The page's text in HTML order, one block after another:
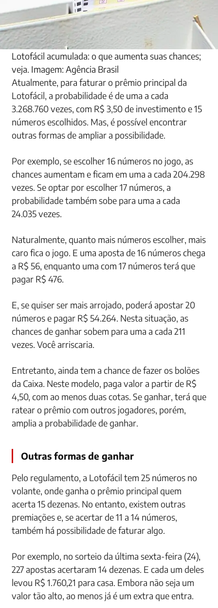
Lotofácil acumulada: o que aumenta suas chances;
veja. Imagem: Agência Brasil
Atualmente, para faturar o prêmio principal da
Lotofácil, a probabilidade é de uma a cada
3.268.760 vezes, com R$ 3,50 de investimento e 15
números escolhidos. Mas, é possível encontrar
outras formas de ampliar a possibilidade.
Por exemplo, se escolher 16 números no jogo, as
chances aumentam e ficam em uma a cada 204.298
vezes. Se optar por escolher 17 números, a
probabilidade também sobe para uma a cada
24.035 vezes.
Naturalmente, quanto mais números escolher, mais
caro fica o jogo. E uma aposta de 16 números chega
a R$ 56, enquanto uma com 17 números terá que
pagar R$ 476.
E, se quiser ser mais arrojado, poderá apostar 20
números e pagar R$ 54.264. Nesta situação, as
chances de ganhar sobem para uma a cada 211
vezes. Você arriscaria.
Entretanto, ainda tem a chance de fazer os bolões
da Caixa. Neste modelo, paga valor a partir de R$
4,50, com ao menos duas cotas. Se ganhar, terá que
ratear o prêmio com outros jogadores, porém,
amplia a probabilidade de ganhar.
Outras formas de ganhar
Pelo regulamento, a Lotofácil tem 25 números no
volante, onde ganha o prêmio principal quem
acerta 15 dezenas. No entanto, existem outras
premiações e, se acertar de 11 a 14 números,
também há possibilidade de faturar algo.
Por exemplo, no sorteio da última sexta-feira (24),
227 apostas acertaram 14 dezenas. E cada um deles
levou R$ 1.760,21 para casa. Embora não seja um
valor tão alto, ao menos já é um extra que entra.